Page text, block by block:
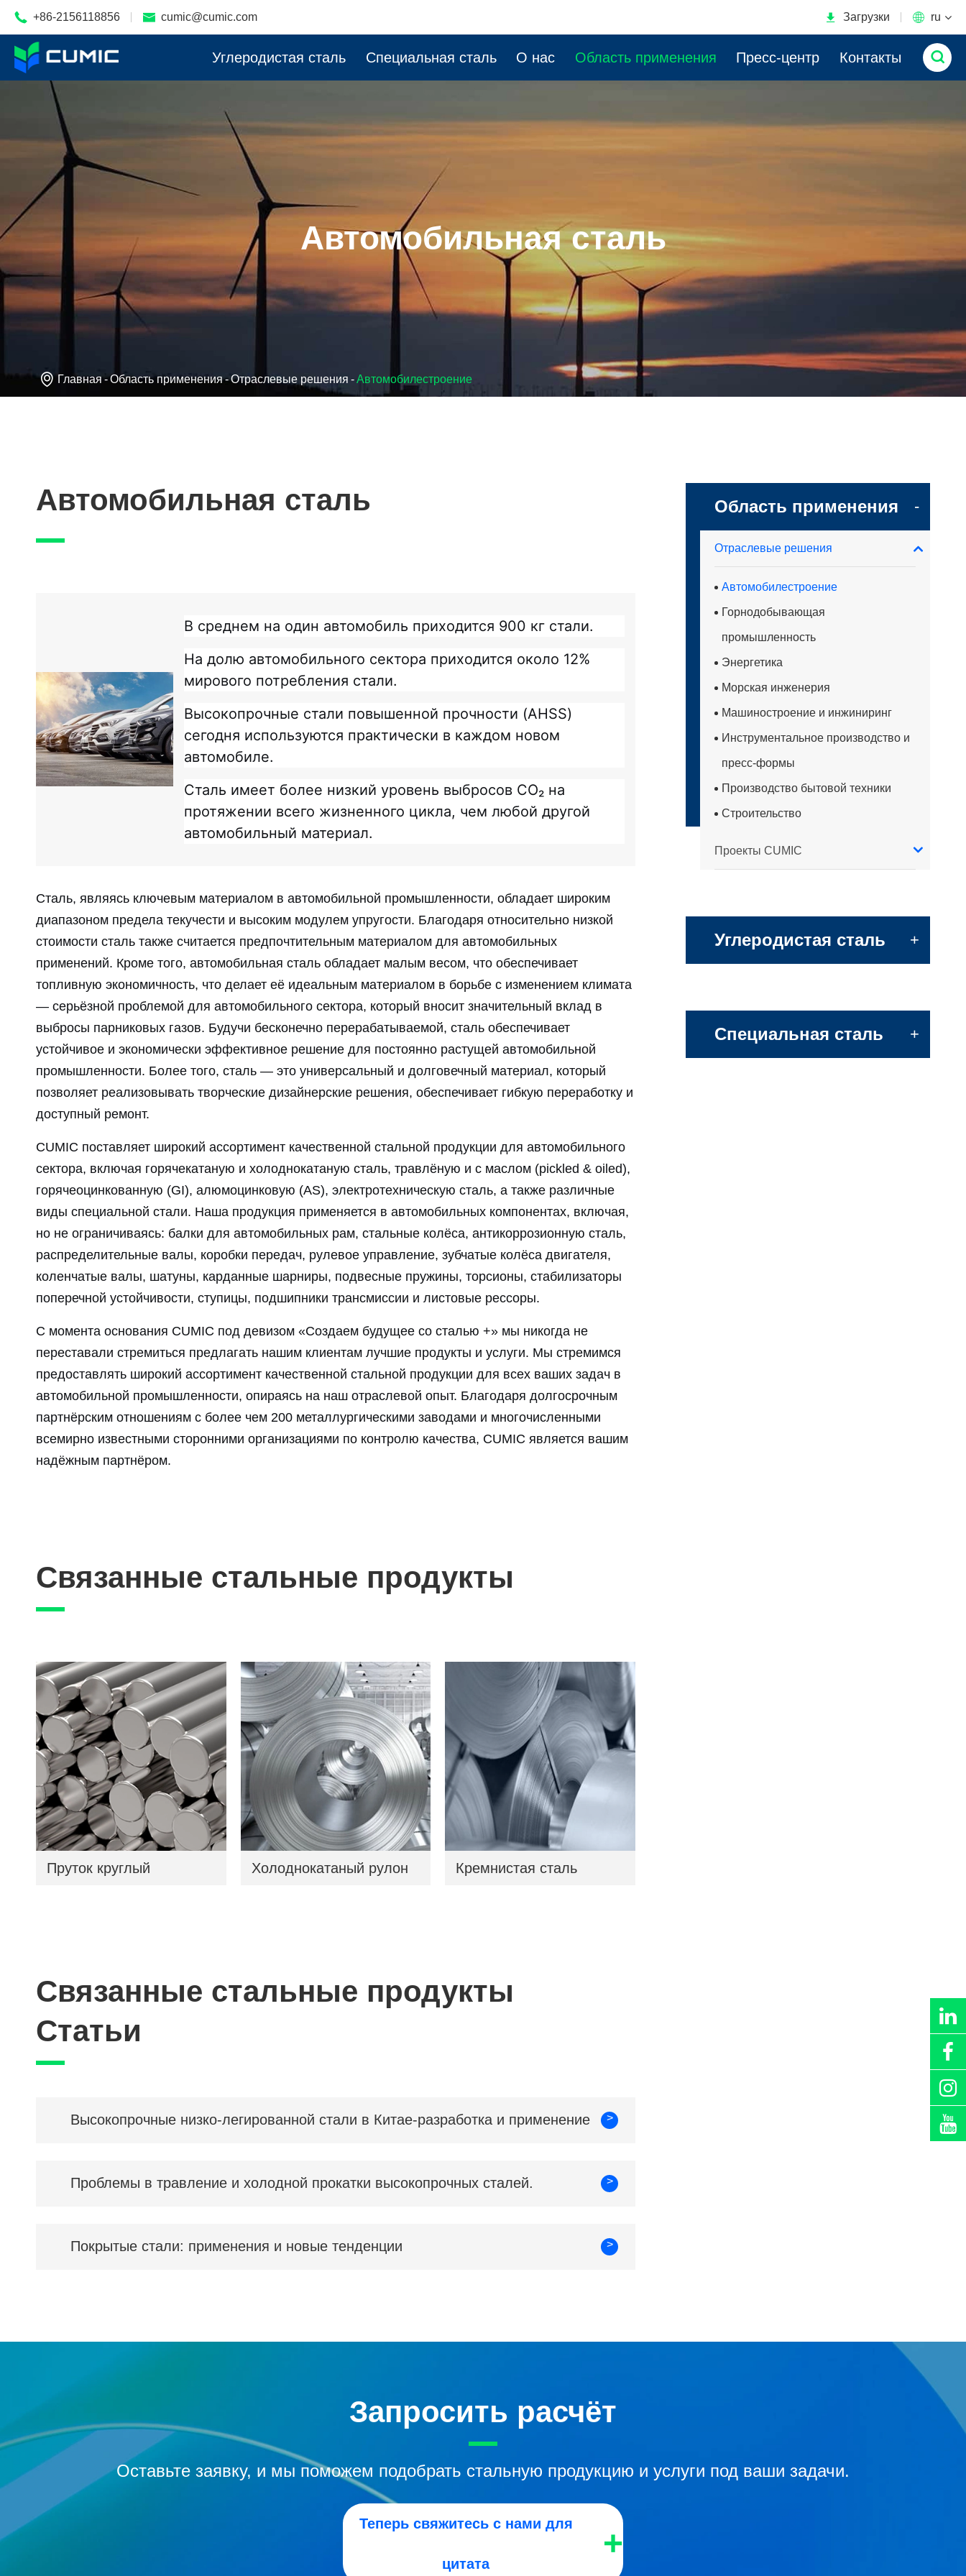
 +86-2156118856  cumic@cumic.com  Загрузки  ru
Углеродистая сталь Специальная сталь О нас Область применения Пресс-центр Контакты 
Автомобильная сталь
Главная Область применения Отраслевые решения Автомобилестроение
Автомобильная сталь
В среднем на один автомобиль приходится 900 кг стали.
На долю автомобильного сектора приходится около 12%
мирового потребления стали.
Высокопрочные стали повышенной прочности (AHSS)
сегодня используются практически в каждом новом
автомобиле.
Сталь имеет более низкий уровень выбросов CO₂ на
протяжении всего жизненного цикла, чем любой другой
автомобильный материал.
Сталь, являясь ключевым материалом в автомобильной промышленности, обладает широким
диапазоном предела текучести и высоким модулем упругости. Благодаря относительно низкой
стоимости сталь также считается предпочтительным материалом для автомобильных
применений. Кроме того, автомобильная сталь обладает малым весом, что обеспечивает
топливную экономичность, что делает её идеальным материалом в борьбе с изменением климата
— серьёзной проблемой для автомобильного сектора, который вносит значительный вклад в
выбросы парниковых газов. Будучи бесконечно перерабатываемой, сталь обеспечивает
устойчивое и экономически эффективное решение для постоянно растущей автомобильной
промышленности. Более того, сталь — это универсальный и долговечный материал, который
позволяет реализовывать творческие дизайнерские решения, обеспечивает гибкую переработку и
доступный ремонт.
CUMIC поставляет широкий ассортимент качественной стальной продукции для автомобильного
сектора, включая горячекатаную и холоднокатаную сталь, травлёную и с маслом (pickled & oiled),
горячеоцинкованную (GI), алюмоцинковую (AS), электротехническую сталь, а также различные
виды специальной стали. Наша продукция применяется в автомобильных компонентах, включая,
но не ограничиваясь: балки для автомобильных рам, стальные колёса, антикоррозионную сталь,
распределительные валы, коробки передач, рулевое управление, зубчатые колёса двигателя,
коленчатые валы, шатуны, карданные шарниры, подвесные пружины, торсионы, стабилизаторы
поперечной устойчивости, ступицы, подшипники трансмиссии и листовые рессоры.
С момента основания CUMIC под девизом «Создаем будущее со сталью +» мы никогда не
переставали стремиться предлагать нашим клиентам лучшие продукты и услуги. Мы стремимся
предоставлять широкий ассортимент качественной стальной продукции для всех ваших задач в
автомобильной промышленности, опираясь на наш отраслевой опыт. Благодаря долгосрочным
партнёрским отношениям с более чем 200 металлургическими заводами и многочисленными
всемирно известными сторонними организациями по контролю качества, CUMIC является вашим
надёжным партнёром.
Связанные стальные продукты
Пруток круглый Холоднокатаный рулон Кремнистая сталь
Связанные стальные продукты
Статьи
Высокопрочные низко-легированной стали в Китае-разработка и применение >
Проблемы в травление и холодной прокатки высокопрочных сталей. >
Покрытые стали: применения и новые тенденции >
Область применения -
Отраслевые решения
Автомобилестроение
Горнодобывающая
промышленность
Энергетика
Морская инженерия
Машиностроение и инжиниринг
Инструментальное производство и
пресс-формы
Производство бытовой техники
Строительство
Проекты CUMIC
Углеродистая сталь +
Специальная сталь +
Запросить расчёт
Оставьте заявку, и мы поможем подобрать стальную продукцию и услуги под ваши задачи.
Теперь свяжитесь с нами для
цитата
+